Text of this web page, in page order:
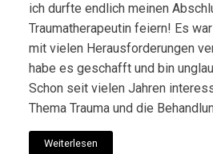
ich durfte endlich meinen
Traumatherapeutin feiern! Es
mit vielen Herausforderungen
habe es geschafft und bin
Schon seit vielen Jahren
Thema Trauma und die
Weiterlesen